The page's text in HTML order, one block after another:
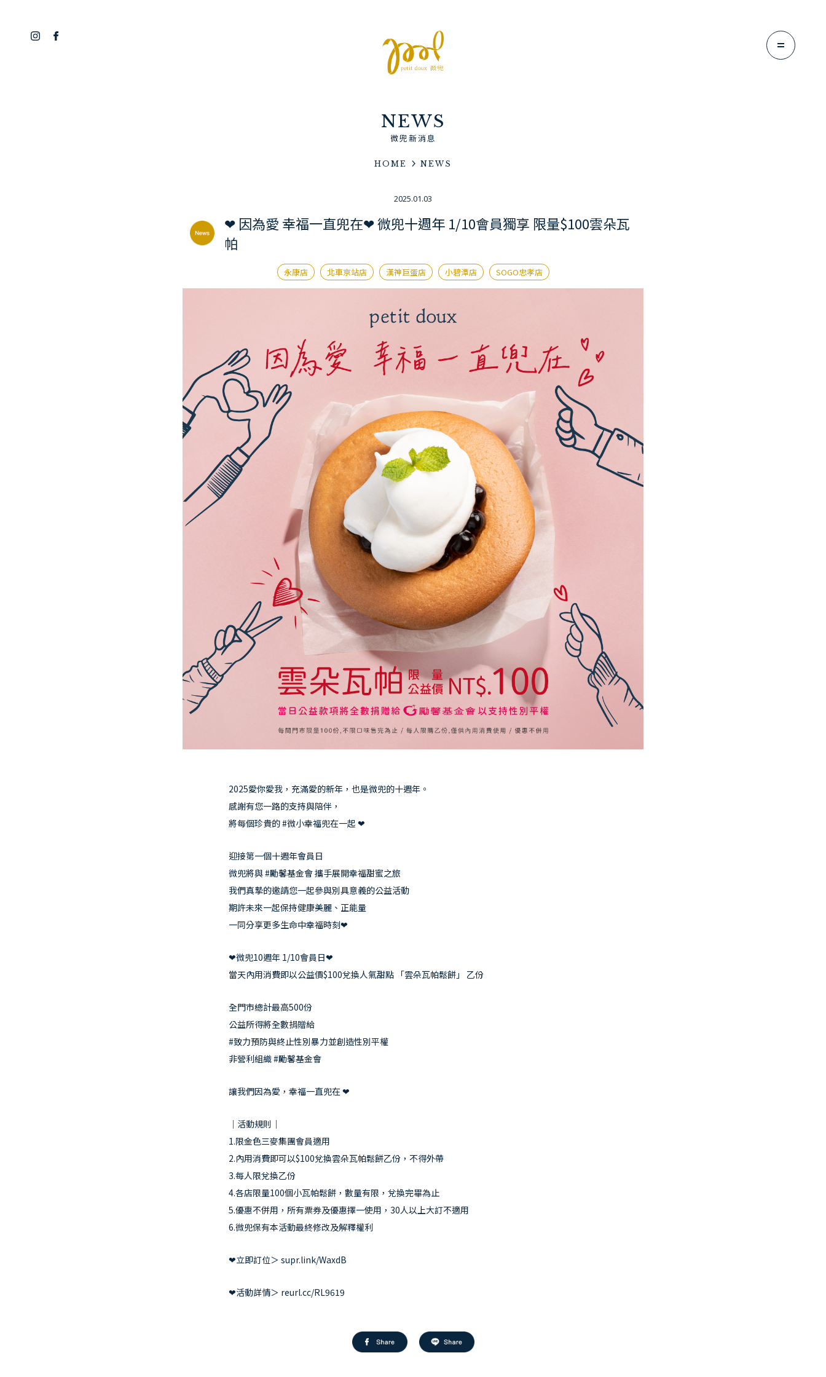
Brand Story
Members
NEWS
微兜新消息
HOME NEWS
2025.01.03
❤ 因為愛 幸福一直兜在❤ 微兜十週年 1/10會員獨享 限量$100雲朵瓦
帕
永康店 北車京站店 漢神巨蛋店 小碧潭店 SOGO忠孝店
2025愛你愛我，充滿愛的新年，也是微兜的十週年。
感謝有您一路的支持與陪伴，
將每個珍貴的 #微小幸福兜在一起 ❤
迎接第一個十週年會員日
微兜將與 #勵馨基金會 攜手展開幸福甜蜜之旅
我們真摯的邀請您一起參與別具意義的公益活動
期許未來一起保持健康美麗、正能量
一同分享更多生命中幸福時刻❤
❤微兜10週年 1/10會員日❤
當天內用消費即以公益價$100兌換人氣甜點 「雲朵瓦帕鬆餅」 乙份
全門市總計最高500份
公益所得將全數捐贈給
#致力預防與終止性別暴力並創造性別平權
非營利組織 #勵馨基金會
讓我們因為愛，幸福一直兜在 ❤
｜活動規則｜
1.限金色三麥集團會員適用
2.內用消費即可以$100兌換雲朵瓦帕鬆餅乙份，不得外帶
3.每人限兌換乙份
4.各店限量100個小瓦帕鬆餅，數量有限，兌換完畢為止
5.優惠不併用，所有票券及優惠擇一使用，30人以上大訂不適用
6.微兜保有本活動最終修改及解釋權利
❤立即訂位＞ supr.link/WaxdB
❤活動詳情＞ reurl.cc/RL9619